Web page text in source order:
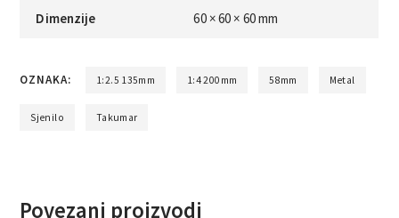
Dimenzije 60 × 60 × 60 mm
OZNAKA: 1:2.5 135mm 1:4 200mm 58mm Metal
Sjenilo Takumar
Povezani proizvodi